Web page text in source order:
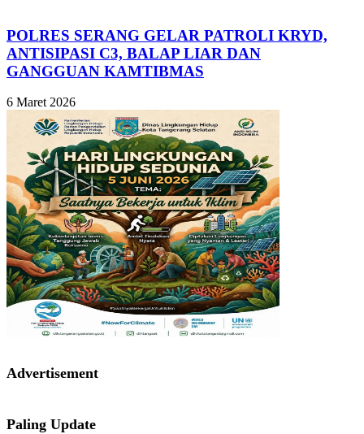
POLRES SERANG GELAR PATROLI KRYD,
ANTISIPASI C3, BALAP LIAR DAN
GANGGUAN KAMTIBMAS
6 Maret 2026
Advertisement
Paling Update